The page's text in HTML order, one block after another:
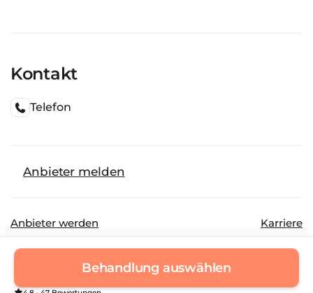
Kontakt
Telefon
Anbieter melden
Anbieter werden Karriere
©
Behandlung auswählen